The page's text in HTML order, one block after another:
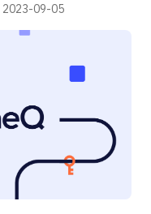
2023-09-05